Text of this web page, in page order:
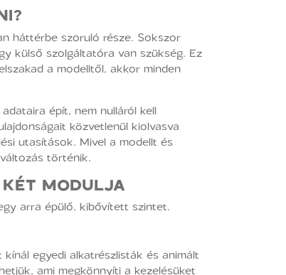
háttérbe szoruló része. Sokszor
külső szolgáltatóra van szükség. Ez
a modelltől, akkor minden
épít, nem nulláról kell
közvetlenül kiolvasva
utasítások. Mivel a modellt és
történik.
MODULJA
arra épülő, kibővített szintet.
egyedi alkatrészlisták és animált
ami megkönnyíti a kezelésüket